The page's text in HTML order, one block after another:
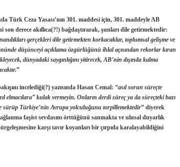
Türk Ceza Yasası’nın 301. maddesi için, 301. maddeyle AB
derece akıllıca(?!) bağdaştırarak, şunları dile getirmektedir:
gerçekleri dile getirmekten korkacaklar, toplumsal gelişme ve
düşünceyi açıklama özgürlüğünü ihlal açısından rekorlar kıran
dünyadaki saygınlığını yitirecek, AB’nin dışında kalma
”
incelediği(?) yazısında Hasan Cemal: “asıl sorun süreçte
elmacılara” kulak vermeyin. Onların derdi süreç ya da süreçteki bazı
sürüp Türkiye’nin Avrupa yolculuğunu torpillemektedir” diyerek
faşist sevdasını örttüğünü sanmakta ve ulusal duyarlık
karşı tavır koyanları bir çırpıda karalayabildiğini